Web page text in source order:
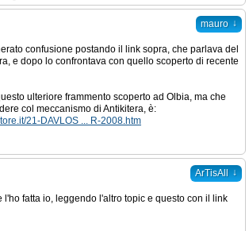
mauro ↓
confusione postando il link sopra, che parlava del
e dopo lo confrontava con quello scoperto di recente
ulteriore frammento scoperto ad Olbia, ma che
col meccanismo di Antikitera, è:
21-DAVLOS ... R-2008.htm
ArTisAll ↓
l'ho fatta io, leggendo l'altro topic e questo con il link